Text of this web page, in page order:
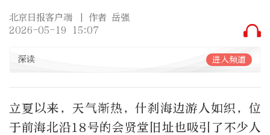
北京日报客户端
| 作者 岳强
2026-05-19 15:07
深读 进入频道
立夏以来，天气渐热，什刹海边游人如织，位
于前海北沿18号的会贤堂旧址也吸引了不少人